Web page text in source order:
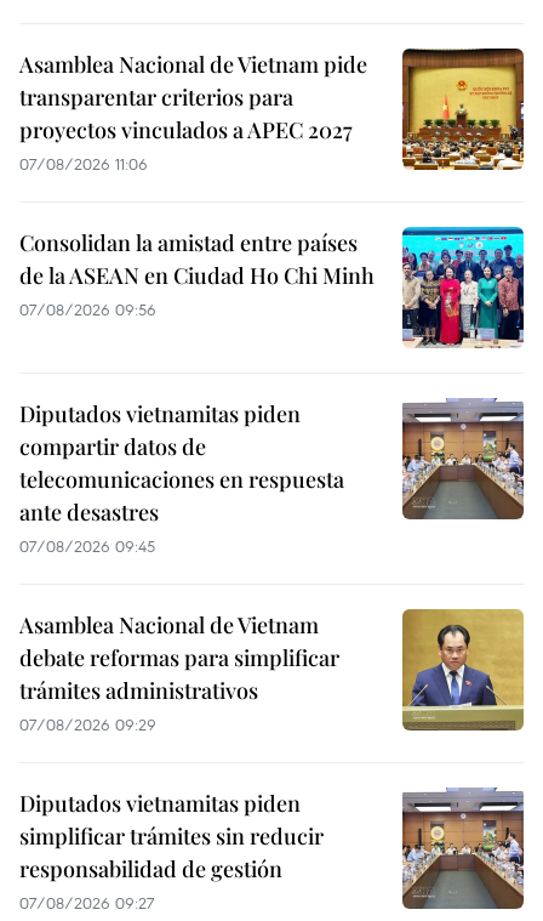
Asamblea Nacional de Vietnam pide
transparentar criterios para
proyectos vinculados a APEC 2027
07/08/2026 11:06
Consolidan la amistad entre países
de la ASEAN en Ciudad Ho Chi Minh
07/08/2026 09:56
Diputados vietnamitas piden
compartir datos de
telecomunicaciones en respuesta
ante desastres
07/08/2026 09:45
Asamblea Nacional de Vietnam
debate reformas para simplificar
trámites administrativos
07/08/2026 09:29
Diputados vietnamitas piden
simplificar trámites sin reducir
responsabilidad de gestión
07/08/2026 09:27